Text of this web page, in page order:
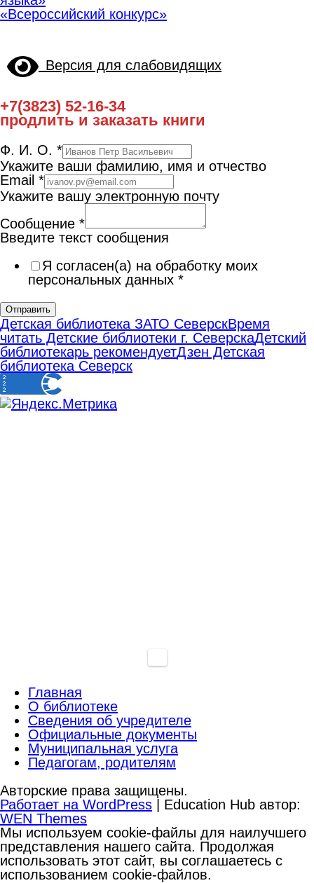
«Всероссийский конкурс»
Версия для слабовидящих
+7(3823) 52-16-34
продлить и заказать книги
Ф. И. О. *
Укажите ваши фамилию, имя и отчество
Email *
Укажите вашу электронную почту
Сообщение *
Введите текст сообщения
Я согласен(а) на обработку моих
персональных данных *
Отправить
Детская библиотека ЗАТО СеверскВремя
читать Детские библиотеки г. СеверскаДетский
библиотекарь рекомендуетДзен Детская
библиотека Северск
Главная
О библиотеке
Сведения об учредителе
Официальные документы
Муниципальная услуга
Педагогам, родителям
Авторские права защищены.
Работает на WordPress | Education Hub автор:
WEN Themes
Мы используем cookie-файлы для наилучшего
представления нашего сайта. Продолжая
использовать этот сайт, вы соглашаетесь с
использованием cookie-файлов.